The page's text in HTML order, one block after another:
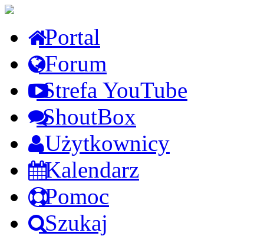
Portal
Forum
Strefa YouTube
ShoutBox
Użytkownicy
Kalendarz
Pomoc
Szukaj